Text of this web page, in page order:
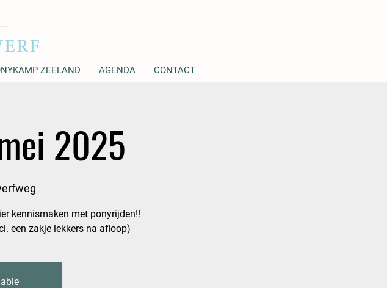
ZEELAND AGENDA CONTACT
2025
kennismaken met ponyrijden!!
een zakje lekkers na afloop)